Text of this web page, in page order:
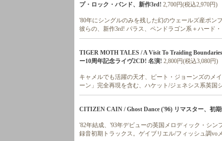
プ・ロック・バンド、新作3rd! 2,700円(税込2,970円)
'80年にシングルのみを残した幻のウェールズ産ポン
彼らの、新作3rd! パラス、ペンドラゴン系＋ハード
TIGER MOTH TALES / A Visit To Traiding
ー10周年記念ライヴ2CD! 名演! 2,800円(税込3,080円)
キャメルでも活躍の天才、ピート・ジョーンズのメ
ーン」完全再現を含む、ハケット/ジェネシス系英国
CITIZEN CAIN / Ghost Dance ('96) リマスター、初
'82年結成、'93年デビューの英国メロディック・シ
録音初期トラックス。ゲイブリエル/フィッシュ調vo